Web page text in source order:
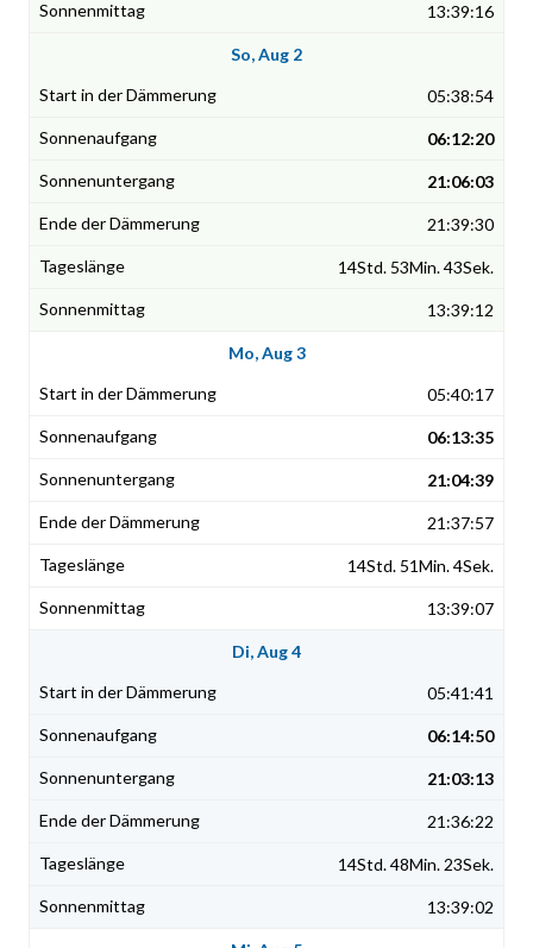
13:39:16
So, Aug 2
05:38:54
06:12:20
21:06:03
21:39:30
14Std. 53Min. 43Sek.
13:39:12
Mo, Aug 3
05:40:17
06:13:35
21:04:39
21:37:57
14Std. 51Min. 4Sek.
13:39:07
Di, Aug 4
05:41:41
06:14:50
21:03:13
21:36:22
14Std. 48Min. 23Sek.
13:39:02